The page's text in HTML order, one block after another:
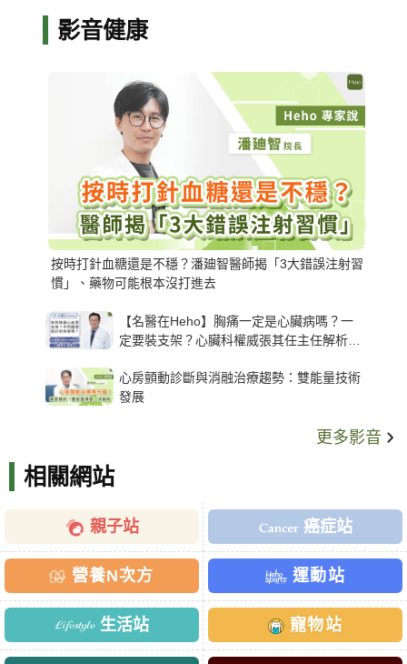
影音健康
按時打針血糖還是不穩？潘廸智醫師揭「3大錯誤注射習
慣」、藥物可能根本沒打進去
【名醫在Heho】胸痛一定是心臟病嗎？一
定要裝支架？心臟科權威張其任主任解析支
心房顫動診斷與消融治療趨勢：雙能量技術
發展
更多影音
相關網站
親子站 癌症站
營養N次方 運動站
生活站 寵物站